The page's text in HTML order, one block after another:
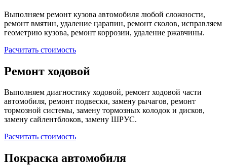
Выполняем ремонт кузова автомобиля любой сложности,
ремонт вмятин, удаление царапин, ремонт сколов, исправляем
геометрию кузова, ремонт коррозии, удаление ржавчины.
Расчитать стоимость
Ремонт ходовой
Выполняем диагностику ходовой, ремонт ходовой части
автомобиля, ремонт подвески, замену рычагов, ремонт
тормозной системы, замену тормозных колодок и дисков,
замену сайлентблоков, замену ШРУС.
Расчитать стоимость
Покраска автомобиля